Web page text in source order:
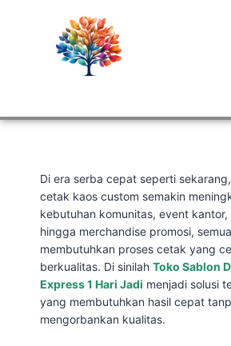
Di era serba cepat seperti
cetak kaos custom semakin
kebutuhan komunitas, event
hingga merchandise promosi,
membutuhkan proses cetak yang
berkualitas. Di sinilah Toko Sablon
Express 1 Hari Jadi menjadi solusi
yang membutuhkan hasil cepat
mengorbankan kualitas.